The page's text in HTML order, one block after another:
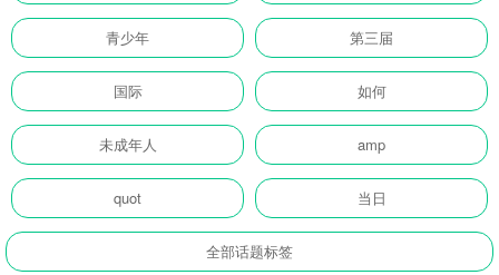
青少年 第三届
国际 如何
未成年人 amp
quot 当日
全部话题标签